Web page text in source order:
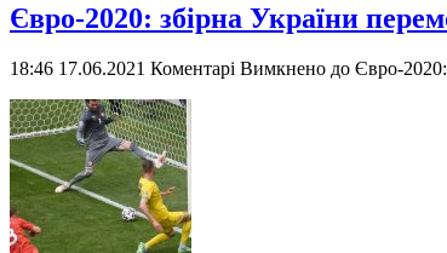
Євро-2020: збірна України
18:46 17.06.2021 Коментарі Вимкнено до Євро-